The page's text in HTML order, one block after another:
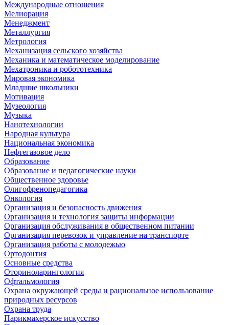
Международные отношения
Мелиорация
Менеджмент
Металлургия
Метрология
Механизация сельского хозяйства
Механика и математическое моделирование
Мехатроника и робототехника
Мировая экономика
Младшие школьники
Мотивация
Музеология
Музыка
Нанотехнологии
Народная культура
Национальная экономика
Нефтегазовое дело
Образование
Образование и педагогические науки
Общественное здоровье
Олигофренопедагогика
Онкология
Организация и безопасность движения
Организация и технология защиты информации
Организация обслуживания в общественном питании
Организация перевозок и управление на транспорте
Организация работы с молодежью
Ортодонтия
Основные средства
Оториноларингология
Офтальмология
Охрана окружающей среды и рациональное использование
природных ресурсов
Охрана труда
Парикмахерское искусство